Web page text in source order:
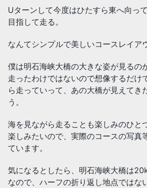
Uターンして今度はひたすら東へ向っ
目指して走る。
なんてシンプルで美しいコースレイア
僕は明石海峡大橋の大きな姿が見るの
走ったわけではないので想像するだけ
ら走っていって、あの大橋が見えてき
う。
海を見ながら走ることも楽しみのひと
楽しみたいので、実際のコースの写真
ています。
気になるとしたら、明石海峡大橋は
なので、ハーフの折り返し地点ではな